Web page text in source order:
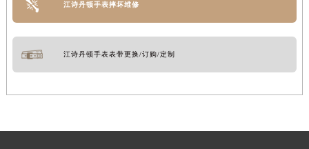
江诗丹顿手表摔坏维修
江诗丹顿手表表带更换/订购/定制